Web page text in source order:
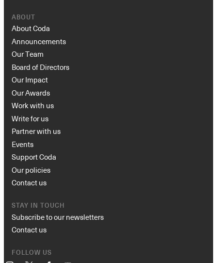
ABOUT
About Coda
Announcements
Our Team
Board of Directors
Our Impact
Our Awards
Work with us
Write for us
Partner with us
Events
Support Coda
Our policies
Contact us
STAY IN TOUCH
Subscribe to our newsletters
Contact us
FOLLOW US